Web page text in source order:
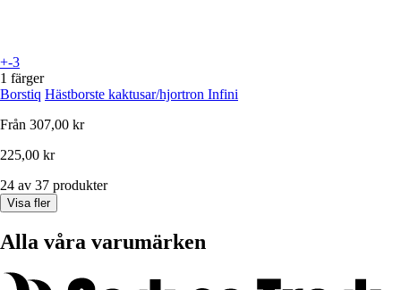
+-3
1 färger
Borstiq Hästborste kaktusar/hjortron Infini
Från 307,00 kr
225,00 kr
24 av 37 produkter
Visa fler
Alla våra varumärken